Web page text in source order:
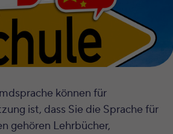
können für
ist, dass Sie die Sprache für
gehören Lehrbücher,